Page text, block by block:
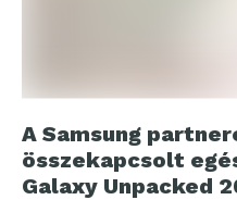
A Samsung
összekapcsolt
Galaxy Unpacked